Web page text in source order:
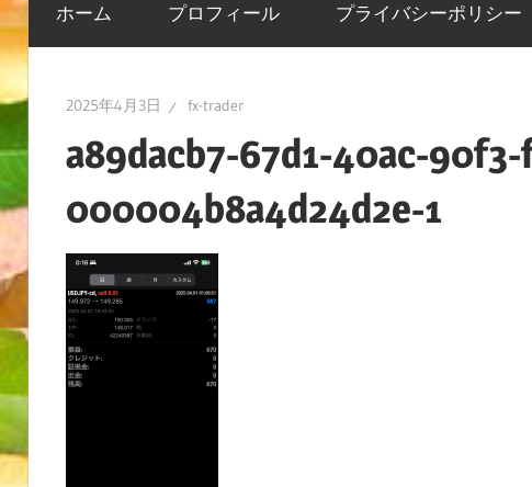
ホーム プロフィール プライバシーポリシー
2025年4月3日 fx-trader
a89dacb7-67d1-40ac-
000004b8a4d24d2e-1